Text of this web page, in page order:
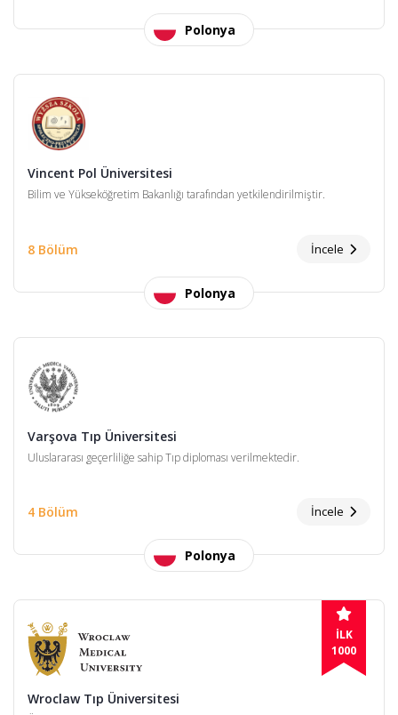
Polonya
Vincent Pol Üniversitesi
Bilim ve Yükseköğretim Bakanlığı tarafından yetkilendirilmiştir.
8 Bölüm İncele
Polonya
Varşova Tıp Üniversitesi
Uluslararası geçerliliğe sahip Tıp diploması verilmektedir.
4 Bölüm İncele
Polonya
İLK
1000
Wroclaw Tıp Üniversitesi